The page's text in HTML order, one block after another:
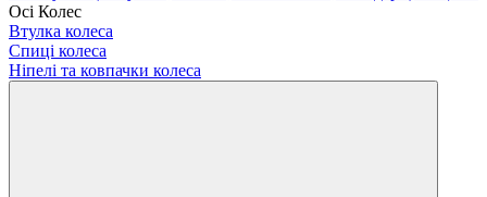
Осі Колес
Втулка колеса
Спиці колеса
Ніпелі та ковпачки колеса